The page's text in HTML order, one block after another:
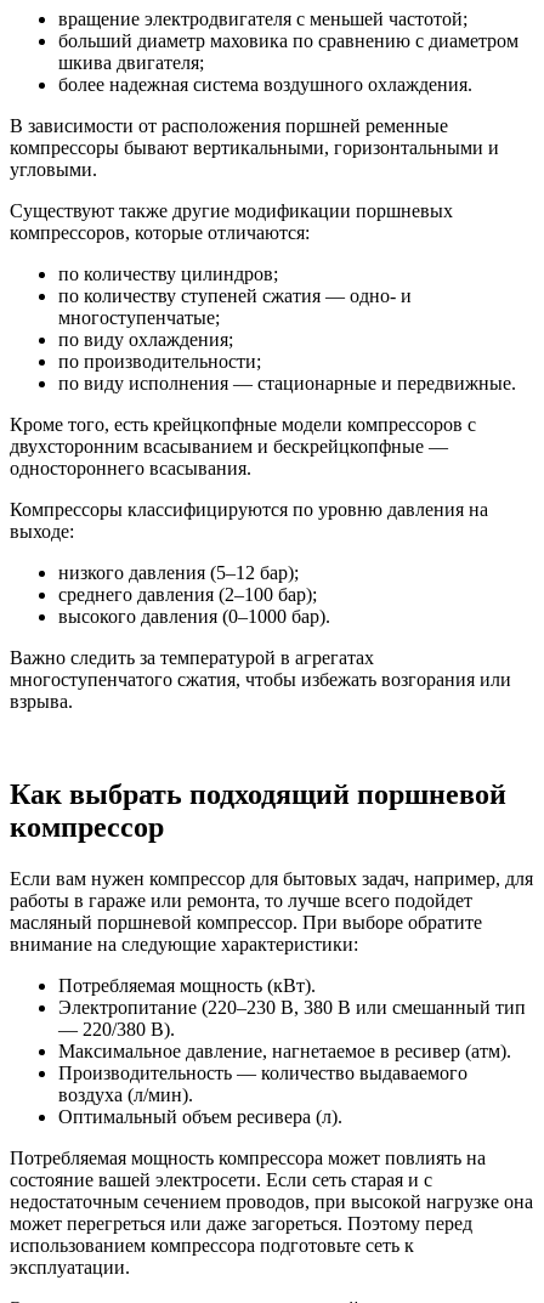
вращение электродвигателя с меньшей частотой;
больший диаметр маховика по сравнению с диаметром
шкива двигателя;
более надежная система воздушного охлаждения.
В зависимости от расположения поршней ременные
компрессоры бывают вертикальными, горизонтальными и
угловыми.
Существуют также другие модификации поршневых
компрессоров, которые отличаются:
по количеству цилиндров;
по количеству ступеней сжатия — одно- и
многоступенчатые;
по виду охлаждения;
по производительности;
по виду исполнения — стационарные и передвижные.
Кроме того, есть крейцкопфные модели компрессоров с
двухсторонним всасыванием и бескрейцкопфные —
одностороннего всасывания.
Компрессоры классифицируются по уровню давления на
выходе:
низкого давления (5–12 бар);
среднего давления (2–100 бар);
высокого давления (0–1000 бар).
Важно следить за температурой в агрегатах
многоступенчатого сжатия, чтобы избежать возгорания или
взрыва.
Как выбрать подходящий поршневой
компрессор
Если вам нужен компрессор для бытовых задач, например, для
работы в гараже или ремонта, то лучше всего подойдет
масляный поршневой компрессор. При выборе обратите
внимание на следующие характеристики:
Потребляемая мощность (кВт).
Электропитание (220–230 В, 380 В или смешанный тип
— 220/380 В).
Максимальное давление, нагнетаемое в ресивер (атм).
Производительность — количество выдаваемого
воздуха (л/мин).
Оптимальный объем ресивера (л).
Потребляемая мощность компрессора может повлиять на
состояние вашей электросети. Если сеть старая и с
недостаточным сечением проводов, при высокой нагрузке она
может перегреться или даже загореться. Поэтому перед
использованием компрессора подготовьте сеть к
эксплуатации.